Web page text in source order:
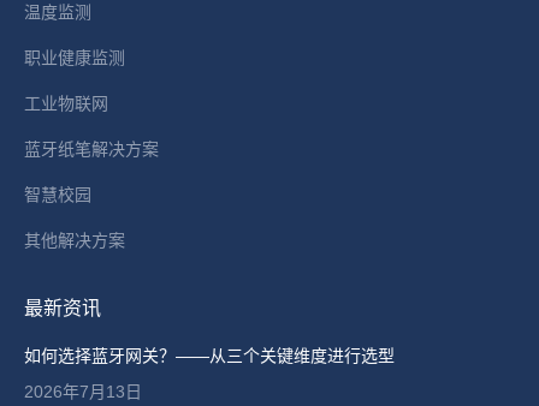
温度监测
职业健康监测
工业物联网
蓝牙纸笔解决方案
智慧校园
其他解决方案
最新资讯
如何选择蓝牙网关？——从三个关键维度进行选型
2026年7月13日